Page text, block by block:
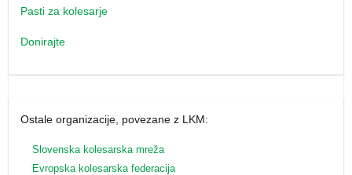
Pasti za kolesarje
Donirajte
Ostale organizacije, povezane z LKM:
Slovenska kolesarska mreža
Evropska kolesarska federacija